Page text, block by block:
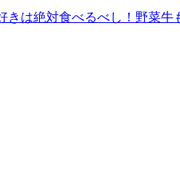
きは絶対食べるべし！野菜